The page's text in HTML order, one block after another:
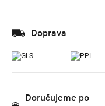
Doprava
Doručujeme po